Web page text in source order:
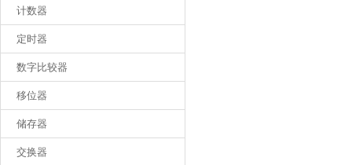
计数器
定时器
数字比较器
移位器
储存器
交换器